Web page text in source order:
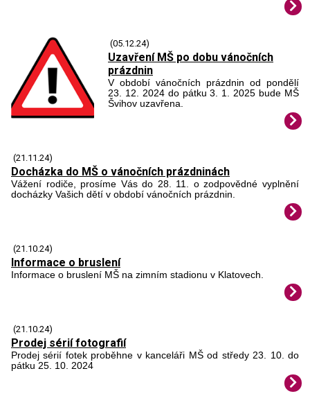
(05.12.24)
Uzavření MŠ po dobu vánočních
prázdnin
V období vánočních prázdnin od pondělí
23. 12. 2024 do pátku 3. 1. 2025 bude MŠ
Švihov uzavřena.
(21.11.24)
Docházka do MŠ o vánočních prázdninách
Vážení rodiče, prosíme Vás do 28. 11. o zodpovědné vyplnění
docházky Vašich dětí v období vánočních prázdnin.
(21.10.24)
Informace o bruslení
Informace o bruslení MŠ na zimním stadionu v Klatovech.
(21.10.24)
Prodej sérií fotografií
Prodej sérií fotek proběhne v kanceláři MŠ od středy 23. 10. do
pátku 25. 10. 2024